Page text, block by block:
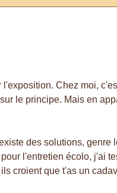
Chez moi,
le principe. Mais en
des solutions,
l'entretien écolo, j'ai
croient que t'as un